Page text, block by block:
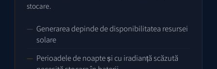
stocare.
Generarea depinde de disponibilitatea resursei
solare
Perioadele de noapte și cu iradianță scăzută